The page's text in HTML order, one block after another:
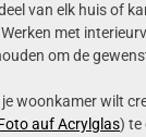
van elk huis of
met
om de
woonkamer wilt
auf Acrylglas) te